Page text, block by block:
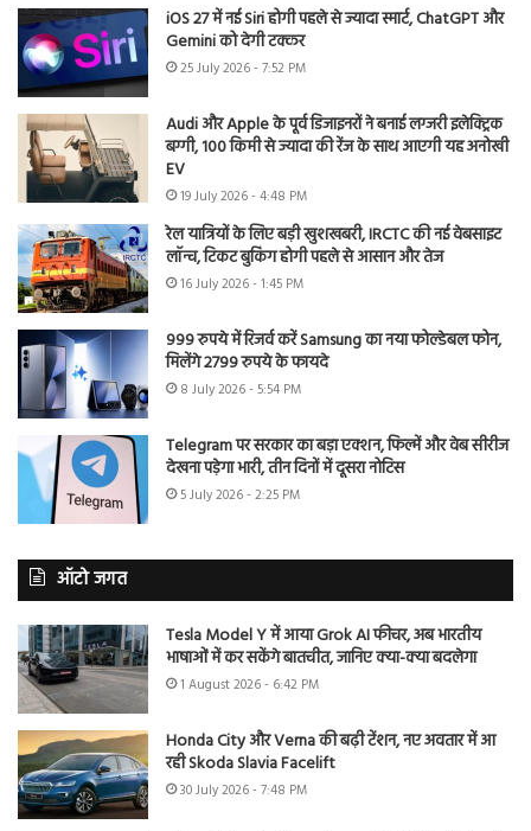
iOS 27 में नई Siri होगी पहले से ज्यादा स्मार्ट, ChatGPT और
Gemini को देगी टक्कर
25 July 2026 - 7:52 PM
Audi और Apple के पूर्व डिजाइनरों ने बनाई लग्जरी इलेक्ट्रिक
बग्गी, 100 किमी से ज्यादा की रेंज के साथ आएगी यह अनोखी
EV
19 July 2026 - 4:48 PM
रेल यात्रियों के लिए बड़ी खुशखबरी, IRCTC की नई वेबसाइट
लॉन्च, टिकट बुकिंग होगी पहले से आसान और तेज
16 July 2026 - 1:45 PM
999 रुपये में रिजर्व करें Samsung का नया फोल्डेबल फोन,
मिलेंगे 2799 रुपये के फायदे
8 July 2026 - 5:54 PM
Telegram पर सरकार का बड़ा एक्शन, फिल्में और वेब सीरीज
देखना पड़ेगा भारी, तीन दिनों में दूसरा नोटिस
5 July 2026 - 2:25 PM
ऑटो जगत
Tesla Model Y में आया Grok AI फीचर, अब भारतीय
भाषाओं में कर सकेंगे बातचीत, जानिए क्या-क्या बदलेगा
1 August 2026 - 6:42 PM
Honda City और Verna की बढ़ी टेंशन, नए अवतार में आ
रही Skoda Slavia Facelift
30 July 2026 - 7:48 PM